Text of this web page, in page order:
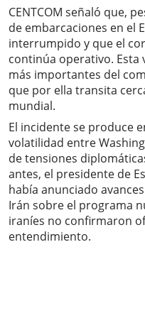
CENTCOM señaló que,
de embarcaciones en el
interrumpido y que el
continúa operativo. Esta
más importantes del
que por ella transita
mundial.
El incidente se produce
volatilidad entre
de tensiones
antes, el presidente de
había anunciado
Irán sobre el programa
iraníes no confirmaron
entendimiento.